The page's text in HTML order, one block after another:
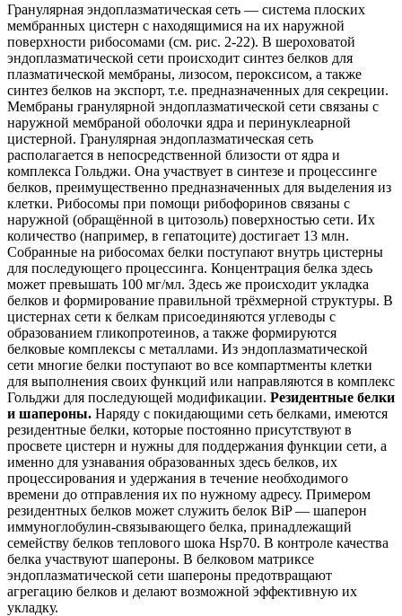
Гранулярная эндоплазматическая сеть — система плоских
мембранных цистерн с находящимися на их наружной
поверхности рибосомами (см. рис. 2-22). В шероховатой
эндоплазматической сети происходит синтез белков для
плазматической мембраны, лизосом, пероксисом, а также
синтез белков на экспорт, т.е. предназначенных для секреции.
Мембраны гранулярной эндоплазматической сети связаны с
наружной мембраной оболочки ядра и перинуклеарной
цистерной. Гранулярная эндоплазматическая сеть
располагается в непосредственной близости от ядра и
комплекса Гольджи. Она участвует в синтезе и процессинге
белков, преимущественно предназначенных для выделения из
клетки. Рибосомы при помощи рибофоринов связаны с
наружной (обращённой в цитозоль) поверхностью сети. Их
количество (например, в гепатоците) достигает 13 млн.
Собранные на рибосомах белки поступают внутрь цистерны
для последующего процессинга. Концентрация белка здесь
может превышать 100 мг/мл. Здесь же происходит укладка
белков и формирование правильной трёхмерной структуры. В
цистернах сети к белкам присоединяются углеводы с
образованием гликопротеинов, а также формируются
белковые комплексы с металлами. Из эндоплазматической
сети многие белки поступают во все компартменты клетки
для выполнения своих функций или направляются в комплекс
Гольджи для последующей модификации. Резидентные белки
и шапероны. Наряду с покидающими сеть белками, имеются
резидентные белки, которые постоянно присутствуют в
просвете цистерн и нужны для поддержания функции сети, а
именно для узнавания образованных здесь белков, их
процессирования и удержания в течение необходимого
времени до отправления их по нужному адресу. Примером
резидентных белков может служить белок BiP — шаперон
иммуноглобулин-связывающего белка, принадлежащий
семейству белков теплового шока Hsp70. В контроле качества
белка участвуют шапероны. В белковом матриксе
эндоплазматической сети шапероны предотвращают
агрегацию белков и делают возможной эффективную их
укладку.